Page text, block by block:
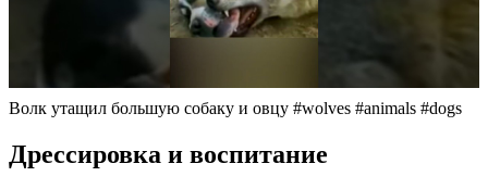
Волк утащил большую собаку и овцу #wolves #animals #dogs
Дрессировка и воспитание